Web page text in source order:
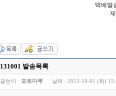
택배발
131001 발송목록
글쓴이 : 포토마루 날짜 : 2013-10-01 (화)